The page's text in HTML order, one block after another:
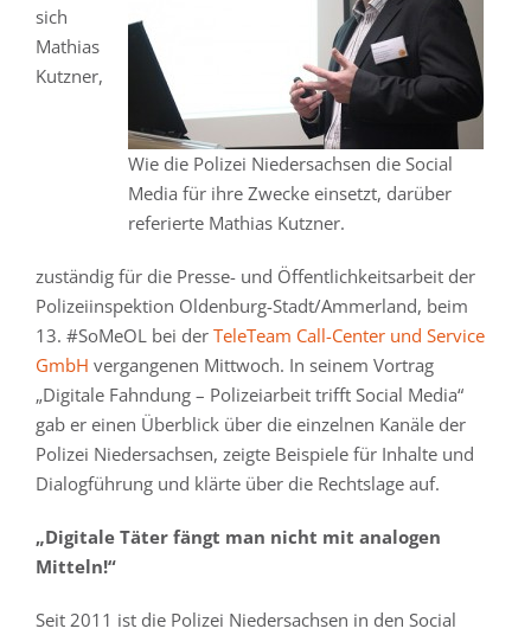
Wie die Polizei Niedersachsen die Social
Media für ihre Zwecke einsetzt, darüber
referierte Mathias Kutzner.
sich
Mathias
Kutzner,
zuständig für die Presse- und Öffentlichkeitsarbeit der
Polizeiinspektion Oldenburg-Stadt/Ammerland, beim
13. #SoMeOL bei der TeleTeam Call-Center und Service
GmbH vergangenen Mittwoch. In seinem Vortrag
„Digitale Fahndung – Polizeiarbeit trifft Social Media“
gab er einen Überblick über die einzelnen Kanäle der
Polizei Niedersachsen, zeigte Beispiele für Inhalte und
Dialogführung und klärte über die Rechtslage auf.
„Digitale Täter fängt man nicht mit analogen
Mitteln!“
Seit 2011 ist die Polizei Niedersachsen in den Social